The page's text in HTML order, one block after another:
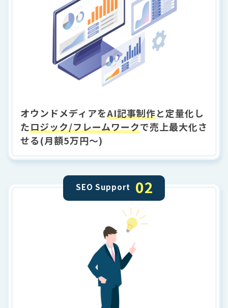
オウンドメディアをAI記事制作と定量化し
たロジック/フレームワークで売上最大化さ
せる(月額5万円～)
SEO Support 02